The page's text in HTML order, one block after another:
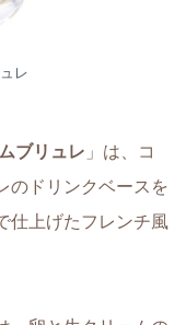
レ
ブリュレ 」は、コ
のドリンクベースを
仕上げたフレンチ風